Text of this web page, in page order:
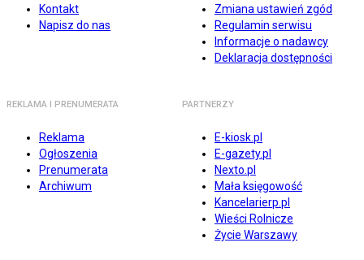
Kontakt
Napisz do nas
Zmiana ustawień zgód
Regulamin serwisu
Informacje o nadawcy
Deklaracja dostępności
REKLAMA I PRENUMERATA
Reklama
Ogłoszenia
Prenumerata
Archiwum
PARTNERZY
E-kiosk.pl
E-gazety.pl
Nexto.pl
Mała księgowość
Kancelarierp.pl
Wieści Rolnicze
Życie Warszawy